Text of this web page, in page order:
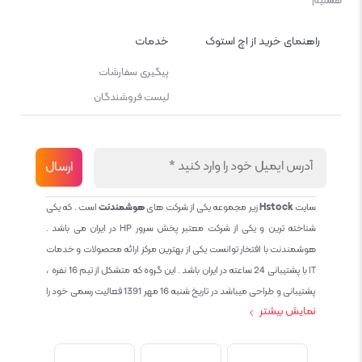
راهنمای خرید از اچ استوک خدمات
پیگیری سفارشات
لیست فروشندگان
سایتHstockزیر مجموعه یکی از شرکت هایهوشمندنتاست . که یکی
شناخته ترین و یکی از شرکت معتبر پخش سرور HP در ایران می باشد .
هوشمندنت با افتخار توانست یکی از بهترین مرکز ارائه محصولات و خدمات
IT با پشتیبانی 24 ساعته در ایران باشد . این گروه که متشکل از تیم 16 نفره ،
پشتیبانی و طراحی میباشد در تاریخ شنبه 16 مهر 1391 فعالیت رسمی خود را
نمایش بیشتر